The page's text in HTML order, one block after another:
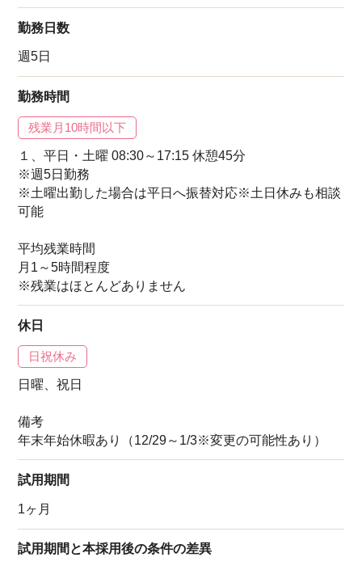
勤務日数
週5日
勤務時間
残業月10時間以下
１、平日・土曜 08:30～17:15 休憩45分
※週5日勤務
※土曜出勤した場合は平日へ振替対応※土日休みも相談
可能
平均残業時間
月1～5時間程度
※残業はほとんどありません
休日
日祝休み
日曜、祝日
備考
年末年始休暇あり（12/29～1/3※変更の可能性あり）
試用期間
1ヶ月
試用期間と本採用後の条件の差異